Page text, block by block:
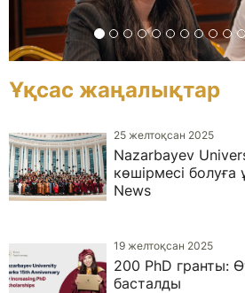
Ұқсас жаңалықтар
25 желтоқсан 2025
Nazarbayev
көшірмесі
News
19 желтоқсан 2025
200 PhD гранты:
басталды